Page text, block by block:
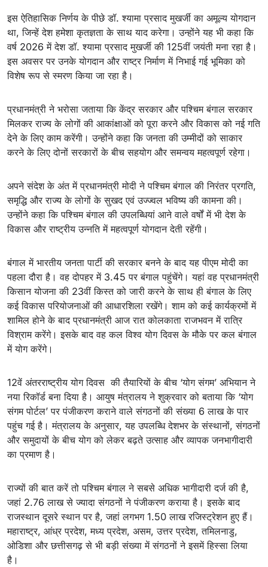
इस ऐतिहासिक निर्णय के पीछे डॉ. श्यामा प्रसाद मुखर्जी का अमूल्य योगदान
था, जिन्हें देश हमेशा कृतज्ञता के साथ याद करेगा। उन्होंने यह भी कहा कि
वर्ष 2026 में देश डॉ. श्यामा प्रसाद मुखर्जी की 125वीं जयंती मना रहा है।
इस अवसर पर उनके योगदान और राष्ट्र निर्माण में निभाई गई भूमिका को
विशेष रूप से स्मरण किया जा रहा है।
प्रधानमंत्री ने भरोसा जताया कि केंद्र सरकार और पश्चिम बंगाल सरकार
मिलकर राज्य के लोगों की आकांक्षाओं को पूरा करने और विकास को नई गति
देने के लिए काम करेंगी। उन्होंने कहा कि जनता की उम्मीदों को साकार
करने के लिए दोनों सरकारों के बीच सहयोग और समन्वय महत्वपूर्ण रहेगा।
अपने संदेश के अंत में प्रधानमंत्री मोदी ने पश्चिम बंगाल की निरंतर प्रगति,
समृद्धि और राज्य के लोगों के सुखद एवं उज्ज्वल भविष्य की कामना की।
उन्होंने कहा कि पश्चिम बंगाल की उपलब्धियां आने वाले वर्षों में भी देश के
विकास और राष्ट्रीय उन्नति में महत्वपूर्ण योगदान देती रहेंगी।
बंगाल में भारतीय जनता पार्टी की सरकार बनने के बाद यह पीएम मोदी का
पहला दौरा है। वह दोपहर में 3.45 पर बंगाल पहुंचेंगे। यहां वह प्रधानमंत्री
किसान योजना की 23वीं किस्त को जारी करने के साथ ही बंगाल के लिए
कई विकास परियोजनाओं की आधारशिला रखेंगे। शाम को कई कार्यक्रमों में
शामिल होने के बाद प्रधानमंत्री आज रात कोलकाता राजभवन में रात्रि
विश्राम करेंगे। इसके बाद वह कल विश्व योग दिवस के मौके पर कल बंगाल
में योग करेंगे।
12वें अंतरराष्ट्रीय योग दिवस की तैयारियों के बीच ‘योग संगम’ अभियान ने
नया रिकॉर्ड बना दिया है। आयुष मंत्रालय ने शुक्रवार को बताया कि ‘योग
संगम पोर्टल’ पर पंजीकरण कराने वाले संगठनों की संख्या 6 लाख के पार
पहुंच गई है। मंत्रालय के अनुसार, यह उपलब्धि देशभर के संस्थानों, संगठनों
और समुदायों के बीच योग को लेकर बढ़ते उत्साह और व्यापक जनभागीदारी
का प्रमाण है।
राज्यों की बात करें तो पश्चिम बंगाल ने सबसे अधिक भागीदारी दर्ज की है,
जहां 2.76 लाख से ज्यादा संगठनों ने पंजीकरण कराया है। इसके बाद
राजस्थान दूसरे स्थान पर है, जहां लगभग 1.50 लाख रजिस्ट्रेशन हुए हैं।
महाराष्ट्र, आंध्र प्रदेश, मध्य प्रदेश, असम, उत्तर प्रदेश, तमिलनाडु,
ओडिशा और छत्तीसगढ़ से भी बड़ी संख्या में संगठनों ने इसमें हिस्सा लिया
है।